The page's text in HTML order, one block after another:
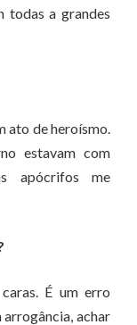
todas a grandes
ato de heroísmo.
estavam com
apócrifos me
É um erro
achar